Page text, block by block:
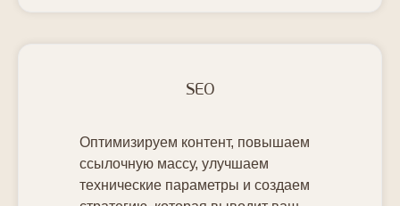
SEO
Оптимизируем контент, повышаем
ссылочную массу, улучшаем
технические параметры и создаем